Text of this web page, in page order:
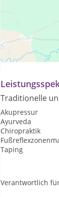
Praxiszeiten:
nach Vereinbarung
Traditionelle
Akupressur
Ayurveda
Chiropraktik
Taping
Verantwortlich